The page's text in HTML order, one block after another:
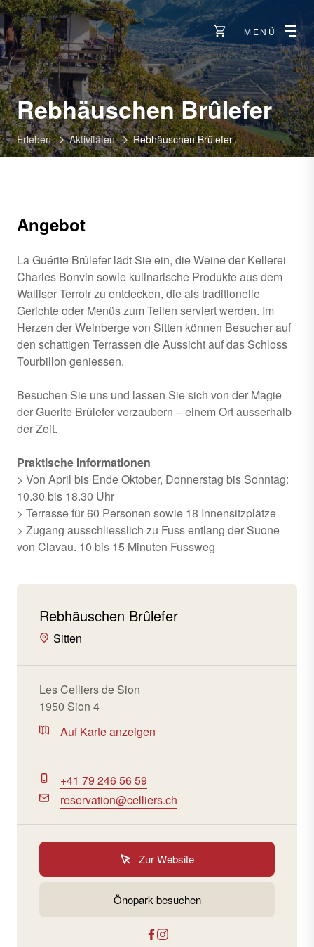
MENÜ
Rebhäuschen Brûlefer
Erleben Aktivitäten Rebhäuschen Brûlefer
Angebot
La Guérite Brûlefer lädt Sie ein, die Weine der Kellerei
Charles Bonvin sowie kulinarische Produkte aus dem
Walliser Terroir zu entdecken, die als traditionelle
Gerichte oder Menüs zum Teilen serviert werden. Im
Herzen der Weinberge von Sitten können Besucher auf
den schattigen Terrassen die Aussicht auf das Schloss
Tourbillon geniessen.
Besuchen Sie uns und lassen Sie sich von der Magie
der Guerite Brûlefer verzaubern – einem Ort ausserhalb
der Zeit.
Praktische Informationen
> Von April bis Ende Oktober, Donnerstag bis Sonntag:
10.30 bis 18.30 Uhr
> Terrasse für 60 Personen sowie 18 Innensitzplätze
> Zugang ausschliesslich zu Fuss entlang der Suone
von Clavau. 10 bis 15 Minuten Fussweg
Rebhäuschen Brûlefer
Sitten
Les Celliers de Sion
1950 Sion 4
Auf Karte anzeigen
+41 79 246 56 59
reservation@celliers.ch
Zur Website
Önopark besuchen